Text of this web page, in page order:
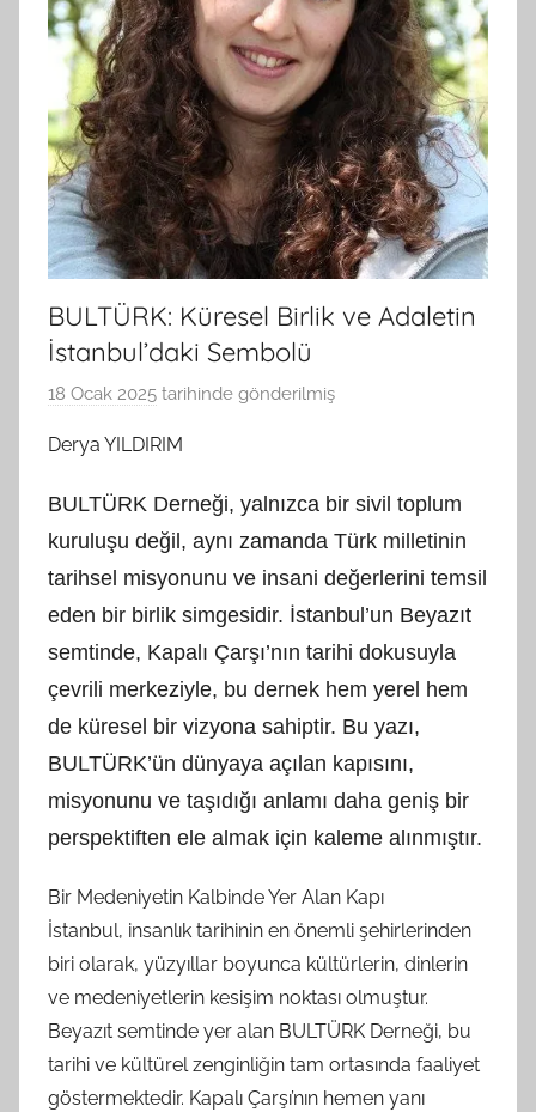
BULTÜRK: Küresel Birlik ve Adaletin
İstanbul’daki Sembolü
18 Ocak 2025 tarihinde gönderilmiş
t
a
r
a
n
d
a
n
Derya YILDIRIM
BULTÜRK Derneği, yalnızca bir sivil toplum
kuruluşu değil, aynı zamanda Türk milletinin
tarihsel misyonunu ve insani değerlerini temsil
eden bir birlik simgesidir. İstanbul’un Beyazıt
semtinde, Kapalı Çarşı’nın tarihi dokusuyla
çevrili merkeziyle, bu dernek hem yerel hem
de küresel bir vizyona sahiptir. Bu yazı,
BULTÜRK’ün dünyaya açılan kapısını,
misyonunu ve taşıdığı anlamı daha geniş bir
perspektiften ele almak için kaleme alınmıştır.
Bir Medeniyetin Kalbinde Yer Alan Kapı
İstanbul, insanlık tarihinin en önemli şehirlerinden
biri olarak, yüzyıllar boyunca kültürlerin, dinlerin
ve medeniyetlerin kesişim noktası olmuştur.
Beyazıt semtinde yer alan BULTÜRK Derneği, bu
tarihi ve kültürel zenginliğin tam ortasında faaliyet
göstermektedir. Kapalı Çarşı’nın hemen yanı